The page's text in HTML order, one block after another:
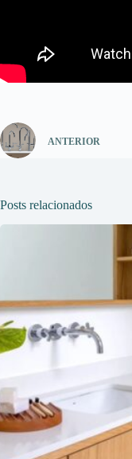
ANTERIOR
Posts relacionados